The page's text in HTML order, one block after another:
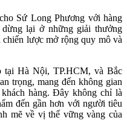
Sứ Long Phương với hàng
lại ở những giải thưởng
lược mở rộng quy mô và
tại Hà Nội, TP.HCM, và Bắc
trọng, mang đến không gian
hàng. Đây không chỉ là
đến gần hơn với người tiêu
mẽ về vị thế vững vàng của